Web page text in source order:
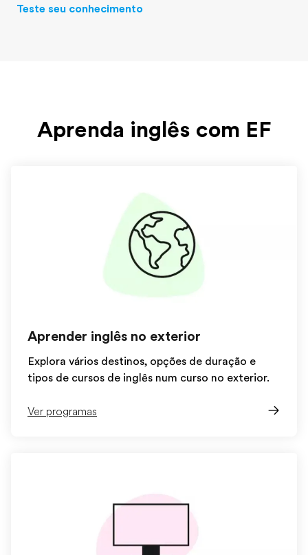
Teste seu conhecimento
Aprenda inglês com EF
Aprender inglês no exterior
Explora vários destinos, opções de duração e
tipos de cursos de inglês num curso no exterior.
Ver programas